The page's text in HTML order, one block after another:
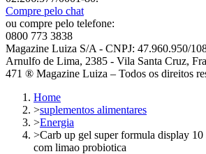
Compre pelo chat
ou compre pelo telefone:
0800 773 3838
Magazine Luiza S/A - CNPJ: 47.960.950/
Arnulfo de Lima, 2385 - Vila Santa Cruz,
471 ® Magazine Luiza – Todos os direitos
Home
>suplementos alimentares
>Energia
>Carb up gel super formula display 10
com limao probiotica